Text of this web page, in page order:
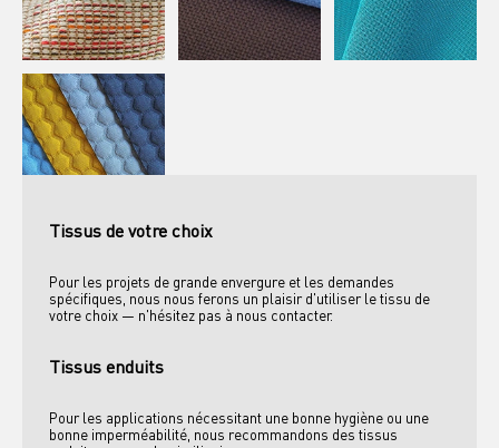
Tissus de votre choix
Pour les projets de grande envergure et les demandes
spécifiques, nous nous ferons un plaisir d'utiliser le tissu de
votre choix — n'hésitez pas à nous contacter.
Tissus enduits
Pour les applications nécessitant une bonne hygiène ou une
bonne imperméabilité, nous recommandons des tissus